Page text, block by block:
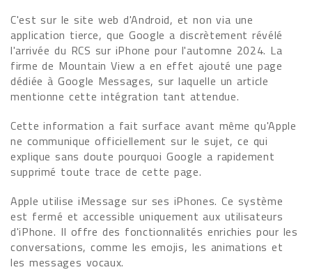
C'est sur le site web d'Android, et non via une
application tierce, que Google a discrètement révélé
l'arrivée du RCS sur iPhone pour l'automne 2024. La
firme de Mountain View a en effet ajouté une page
dédiée à Google Messages, sur laquelle un article
mentionne cette intégration tant attendue.
Cette information a fait surface avant même qu'Apple
ne communique officiellement sur le sujet, ce qui
explique sans doute pourquoi Google a rapidement
supprimé toute trace de cette page.
Apple utilise iMessage sur ses iPhones. Ce système
est fermé et accessible uniquement aux utilisateurs
d'iPhone. Il offre des fonctionnalités enrichies pour les
conversations, comme les emojis, les animations et
les messages vocaux.